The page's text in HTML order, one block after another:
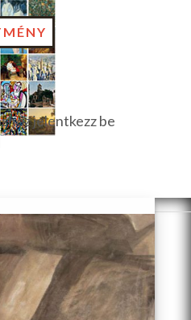
jelentkezz be